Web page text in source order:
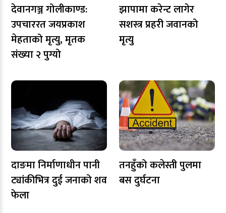
देवानगञ्ज गोलीकाण्ड:
उपचाररत जयप्रकाश
मेहताको मृत्यु, मृतक
संख्या २ पुग्यो
झापामा करेन्ट लागेर
सशस्त्र प्रहरी जवानको
मृत्यु
दाङमा निर्माणाधीन पानी
ट्यांकीभित्र दुई जनाको शव
फेला
तनहुँको कलेस्ती पुलमा
बस दुर्घटना